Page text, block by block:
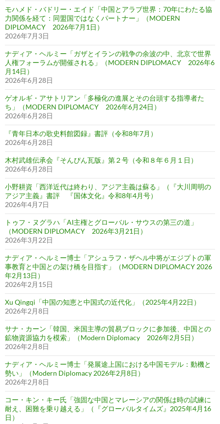
モハメド・バドリー・エイド「中国とアラブ世界：70年にわたる協
力関係を経て：同盟国ではなくパートナー」（MODERN
DIPLOMACY 2026年7月1日）
2026年7月3日
ナディア・ヘルミー「ガザとイランの戦争の余波の中、北京で世界
人権フォーラムが開催される」（MODERN DIPLOMACY 2026年6
月14日）
2026年6月28日
ゲオルギ・アサトリアン「多極化の進展とその台頭する指導者た
ち」（MODERN DIPLOMACY 2026年6月24日）
2026年6月28日
『青年日本の歌史料館図録』書評（令和8年7月）
2026年6月28日
木村武雄伝承会『そんぴん瓦版』第２号（令和８年６月１日）
2026年6月28日
小野耕資「西洋近代は終わり、アジア主義は蘇る」（『大川周明の
アジア主義』書評 『国体文化』令和8年4月号）
2026年4月7日
トゥフ・ヌグラハ「AI主権とグローバル・サウスの第三の道」
（MODERN DIPLOMACY 2026年3月21日）
2026年3月22日
ナディア・ヘルミー博士「アシュラフ・ザヘル中将がエジプトの軍
事教育と中国との架け橋を目指す」（MODERN DIPLOMACY 2026
年2月13日）
2026年2月15日
Xu Qingqi「中国の知恵と中国式の近代化」（2025年4月22日）
2026年2月8日
サナ・カーン「韓国、米国主導の貿易ブロックに参加後、中国との
鉱物資源協力を模索」（Modern Diplomacy 2026年2月5日）
2026年2月8日
ナディア・ヘルミー博士「発展途上国における中国モデル：動機と
勢い」（Modern Diplomacy 2026年2月8日）
2026年2月8日
コー・キン・キー氏「強固な中国とマレーシアの関係は時の試練に
耐え、困難を乗り越える」（『グローバルタイムズ』2025年4月16
日）